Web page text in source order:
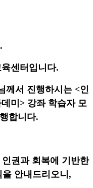
센터입니다.
께서 진행하시는 <인
미> 강좌 학습자 모
합니다.
권과 회복에 기반한
안내드리오니,